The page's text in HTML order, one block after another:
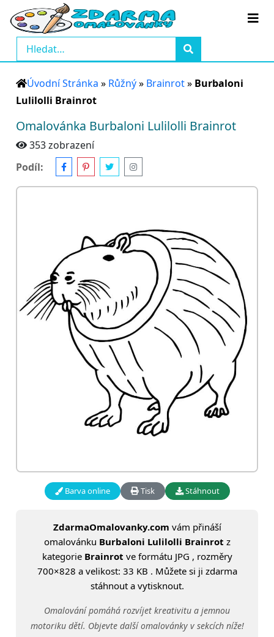
Úvodní Stránka » Růžný» Brainrot» Burbaloni
Lulilolli Brainrot
Omalovánka Burbaloni Lulilolli Brainrot
353 zobrazení
Podíl:
Barva online Tisk Stáhnout
ZdarmaOmalovanky.com vám přináší
omalovánku Burbaloni Lulilolli Brainrot z
kategorie Brainrot ve formátu JPG , rozměry
700×828 a velikost: 33 KB . Můžete si ji zdarma
stáhnout a vytisknout.
Omalování pomáhá rozvíjet kreativitu a jemnou
motoriku dětí. Objevte další omalovánky v sekcích níže!